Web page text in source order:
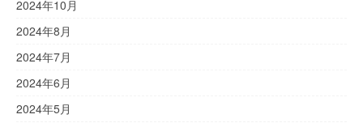
2024年10月
2024年8月
2024年7月
2024年6月
2024年5月